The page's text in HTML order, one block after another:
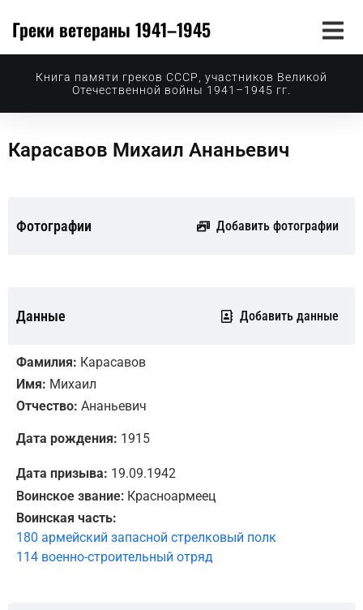
Греки ветераны 1941–1945
Книга памяти греков СССР, участников Великой
Отечественной войны 1941–1945 гг.
Карасавов Михаил Ананьевич
Фотографии Добавить фотографии
Данные Добавить данные
Фамилия: Карасавов
Имя: Михаил
Отчество: Ананьевич
Дата рождения: 1915
Дата призыва: 19.09.1942
Воинское звание: Красноармеец
Воинская часть:
180 армейский запасной стрелковый полк
114 военно-строительный отряд